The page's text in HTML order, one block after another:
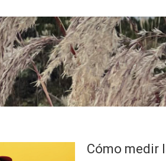
Cómo medir